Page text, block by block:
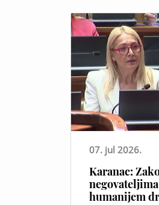
07. jul 2026.
Karanac:
humanijem